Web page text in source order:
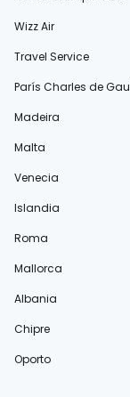
Wizz Air
Travel Service
París Charles de
Madeira
Malta
Venecia
Islandia
Roma
Mallorca
Albania
Chipre
Oporto